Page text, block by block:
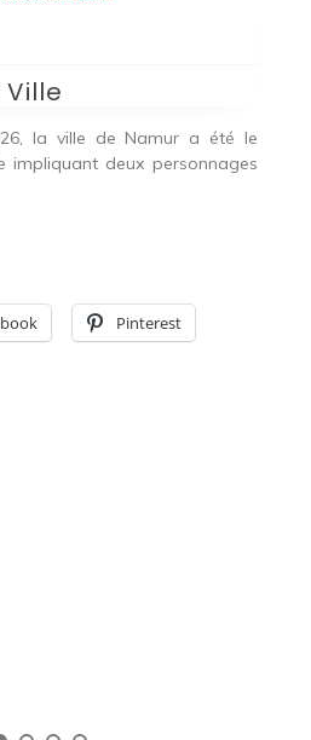
la ville de Namur a été le
impliquant deux personnages
Pinterest